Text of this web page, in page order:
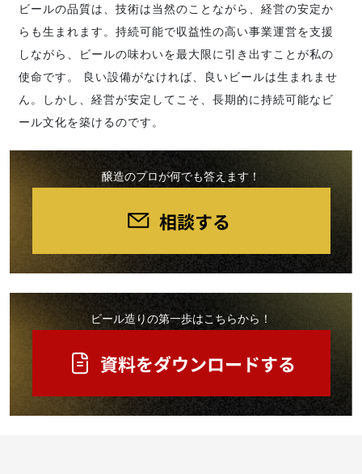
ビールの品質は、技術は当然のことながら、経営の安定か
らも生まれます。持続可能で収益性の高い事業運営を支援
しながら、ビールの味わいを最大限に引き出すことが私の
使命です。 良い設備がなければ、良いビールは生まれませ
ん。しかし、経営が安定してこそ、長期的に持続可能なビ
ール文化を築けるのです。
醸造のプロが何でも答えます！
ビール造りの第一歩はこちらから！